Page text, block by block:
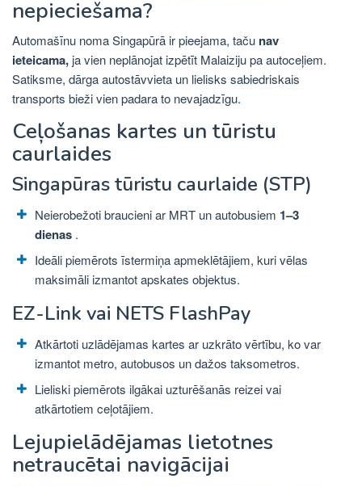
nepieciešama?
Automašīnu noma Singapūrā ir pieejama, taču nav
ieteicama, ja vien neplānojat izpētīt Malaiziju pa autoceļiem.
Satiksme, dārga autostāvvieta un lielisks sabiedriskais
transports bieži vien padara to nevajadzīgu.
Ceļošanas kartes un tūristu
caurlaides
Singapūras tūristu caurlaide (STP)
Neierobežoti braucieni ar MRT un autobusiem 1–3
dienas .
Ideāli piemērots īstermiņa apmeklētājiem, kuri vēlas
maksimāli izmantot apskates objektus.
EZ-Link vai NETS FlashPay
Atkārtoti uzlādējamas kartes ar uzkrāto vērtību, ko var
izmantot metro, autobusos un dažos taksometros.
Lieliski piemērots ilgākai uzturēšanās reizei vai
atkārtotiem ceļotājiem.
Lejupielādējamas lietotnes
netraucētai navigācijai